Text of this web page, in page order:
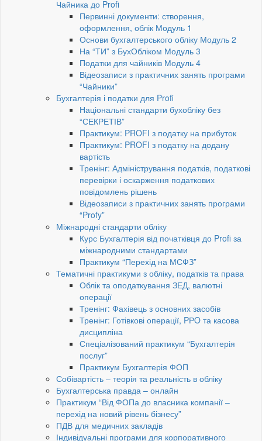
Чайника до Profi
Первинні документи: створення,
оформлення, облік Модуль 1
Основи бухгалтерського обліку Модуль 2
На “ТИ” з БухОбліком Модуль 3
Податки для чайників Модуль 4
Відеозаписи з практичних занять програми
“Чайники”
Бухгалтерія і податки для Profi
Національні стандарти бухобліку без
“СЕКРЕТІВ”
Практикум: PROFI з податку на прибуток
Практикум: PROFI з податку на додану
вартість
Тренінг: Адміністрування податків, податкові
перевірки і оскарження податкових
повідомлень рішень
Відеозаписи з практичних занять програми
“Profy”
Міжнародні стандарти обліку
Курс Бухгалтерія від початківця до Profi за
міжнародними стандартами
Практикум “Перехід на МСФЗ”
Тематичні практикуми з обліку, податків та права
Облік та оподаткування ЗЕД, валютні
операції
Тренінг: Фахівець з основних засобів
Тренінг: Готівкові операції, PРO та касова
дисципліна
Спеціалізований практикум “Бухгалтерія
послуг”
Практикум Бухгалтерія ФОП
Собівартість – теорія та реальність в обліку
Бухгалтерська правда – онлайн
Практикум “Від ФОПа до власника компанії –
перехід на новий рівень бізнесу”
ПДВ для медичних закладів
Індивідуальні програми для корпоративного